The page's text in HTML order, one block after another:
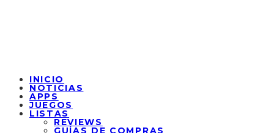
INICIO
NOTICIAS
APPS
JUEGOS
LISTAS
REVIEWS
GUÍAS DE COMPRAS